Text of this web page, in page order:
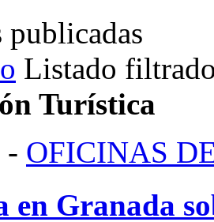
Listado
Turística
- OFICINAS
en Granada